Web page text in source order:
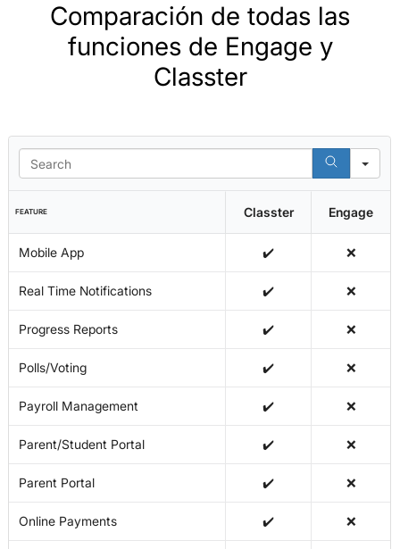
Comparación de todas las
funciones de Engage y
Classter
FEATURE Classter Engage
Mobile App ✔️ ❌
Real Time Notifications ✔️ ❌
Progress Reports ✔️ ❌
Polls/Voting ✔️ ❌
Payroll Management ✔️ ❌
Parent/Student Portal ✔️ ❌
Parent Portal ✔️ ❌
Online Payments ✔️ ❌